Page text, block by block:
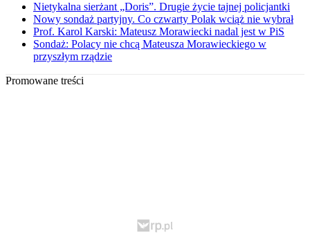
Nietykalna sierżant „Doris”. Drugie życie tajnej policjantki
Nowy sondaż partyjny. Co czwarty Polak wciąż nie wybrał
Prof. Karol Karski: Mateusz Morawiecki nadal jest w PiS
Sondaż: Polacy nie chcą Mateusza Morawieckiego w
przyszłym rządzie
Promowane treści